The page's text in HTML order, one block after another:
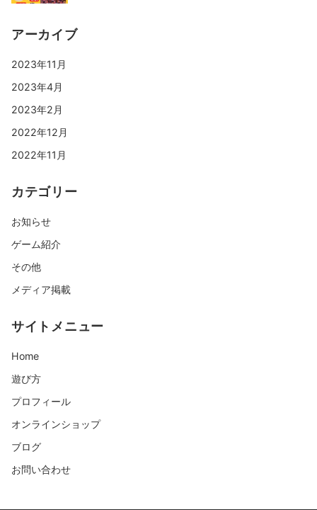
アーカイブ
2023年11月
2023年4月
2023年2月
2022年12月
2022年11月
カテゴリー
お知らせ
ゲーム紹介
その他
メディア掲載
サイトメニュー
Home
遊び方
プロフィール
オンラインショップ
ブログ
お問い合わせ